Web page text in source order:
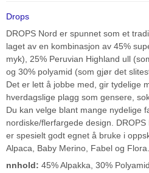
Drops
DROPS Nord er spunnet som et
laget av en kombinasjon av 45%
myk), 25% Peruvian Highland ull
og 30% polyamid (som gjør det
Det er lett å jobbe med, gir tydelige
hverdagslige plagg som gensere,
Du kan velge blant mange nydelige
nordiske/flerfargede design.
er spesielt godt egnet å bruke i
Alpaca, Baby Merino, Fabel og Flora.
nnhold: 45% Alpakka, 30%